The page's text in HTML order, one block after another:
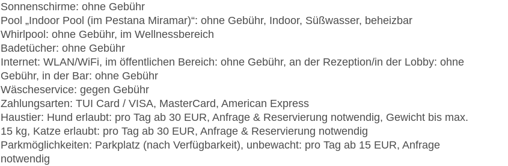
Sonnenschirme: ohne Gebühr
Pool „Indoor Pool (im Pestana Miramar)“: ohne Gebühr, Indoor, Süßwasser, beheizbar
Whirlpool: ohne Gebühr, im Wellnessbereich
Badetücher: ohne Gebühr
Internet: WLAN/WiFi, im öffentlichen Bereich: ohne Gebühr, an der Rezeption/in der Lobby: ohne
Gebühr, in der Bar: ohne Gebühr
Wäscheservice: gegen Gebühr
Zahlungsarten: TUI Card / VISA, MasterCard, American Express
Haustier: Hund erlaubt: pro Tag ab 30 EUR, Anfrage & Reservierung notwendig, Gewicht bis max.
15 kg, Katze erlaubt: pro Tag ab 30 EUR, Anfrage & Reservierung notwendig
Parkmöglichkeiten: Parkplatz (nach Verfügbarkeit), unbewacht: pro Tag ab 15 EUR, Anfrage
notwendig